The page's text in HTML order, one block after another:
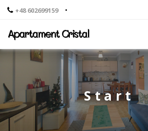
+48 602699159 •
Apartament Cristal
Start